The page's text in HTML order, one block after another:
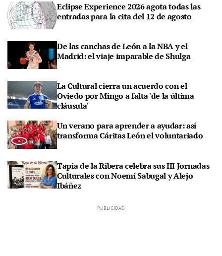
Eclipse Experience 2026 agota todas las
entradas para la cita del 12 de agosto
De las canchas de León a la NBA y el
Madrid: el viaje imparable de Shulga
La Cultural cierra un acuerdo con el
Oviedo por Mingo a falta 'de la última
cláusula'
Un verano para aprender a ayudar: así
transforma Cáritas León el voluntariado
Tapia de la Ribera celebra sus III Jornadas
Culturales con Noemí Sabugal y Alejo
Ibáñez